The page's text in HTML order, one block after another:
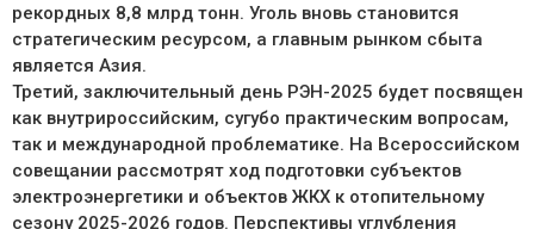
рекордных 8,8 млрд тонн. Уголь вновь становится
стратегическим ресурсом, а главным рынком сбыта
является Азия.
Третий, заключительный день РЭН-2025 будет посвящен
как внутрироссийским, сугубо практическим вопросам,
так и международной проблематике. На Всероссийском
совещании рассмотрят ход подготовки субъектов
электроэнергетики и объектов ЖКХ к отопительному
сезону 2025-2026 годов. Перспективы углубления